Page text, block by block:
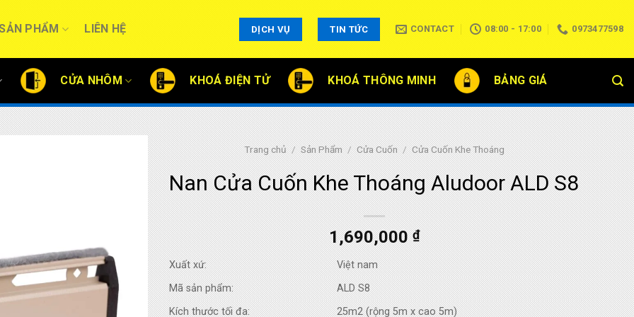
PHẨM LIÊN HỆ DỊCH VỤ TIN TỨC CONTACT 08:00 - 17:00 0973477598
CỬA NHÔM KHOÁ ĐIỆN TỬ KHOÁ THÔNG MINH BẢNG GIÁ
Trang chủ / Sản Phẩm / Cửa Cuốn / Cửa Cuốn Khe Thoáng
Nan Cửa Cuốn Khe Thoáng Aludoor ALD S8
1,690,000₫
Xuất xứ:
Việt nam
Mã sản phẩm:
ALD S8
Kích thước tối đa:
25m2 (rộng 5m x cao 5m)